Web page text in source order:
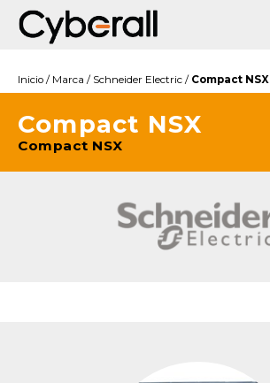
Inicio / Marca / Schneider Electric / Compact NSX
Compact NSX
Compact NSX